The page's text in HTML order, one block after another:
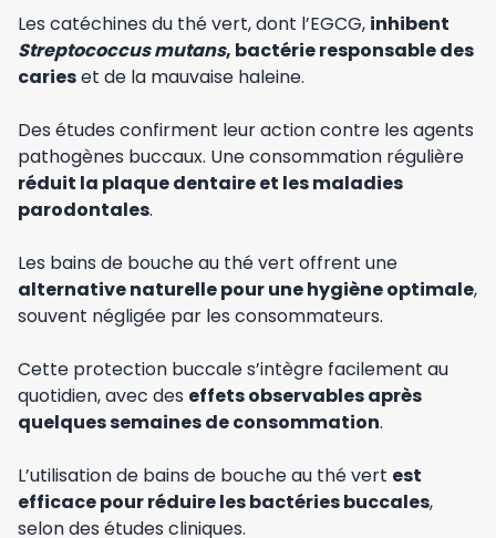
Les catéchines du thé vert, dont l’EGCG, inhibent
Streptococcus mutans, bactérie responsable des
carieset de la mauvaise haleine.
Des études confirment leur action contre les agents
pathogènes buccaux. Une consommation régulière
réduit la plaque dentaire et les maladies
parodontales.
Les bains de bouche au thé vert offrent une
alternative naturelle pour une hygiène optimale,
souvent négligée par les consommateurs.
Cette protection buccale s’intègre facilement au
quotidien, avec des effets observables après
quelques semaines de consommation.
L’utilisation de bains de bouche au thé vert est
efficace pour réduire les bactéries buccales,
selon des études cliniques.